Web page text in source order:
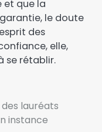
et que la
le doute
des
elle,
se rétablir.
lauréats
instance